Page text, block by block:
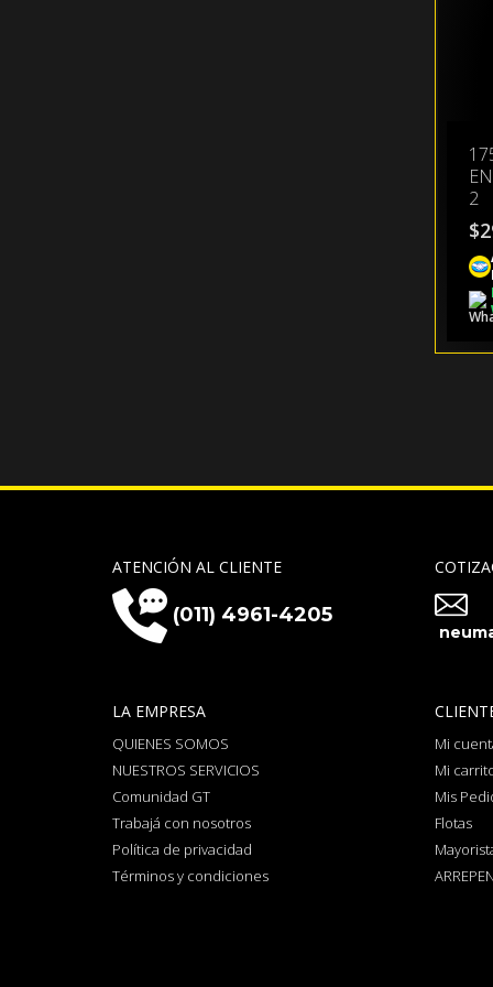
2
$
ATENCIÓN AL CLIENTE
(011) 4961-4205
LA EMPRESA
QUIENES SOMOS
NUESTROS SERVICIOS
Comunidad GT
Trabajá con nosotros
Política de privacidad
Términos y condiciones
Mi
Mi
Mis
Flotas